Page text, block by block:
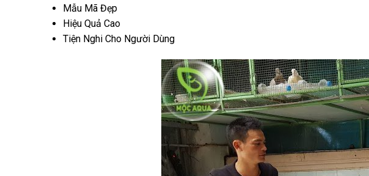
Mẫu Mã Đẹp
Hiệu Quả Cao
Tiện Nghi Cho Người Dùng